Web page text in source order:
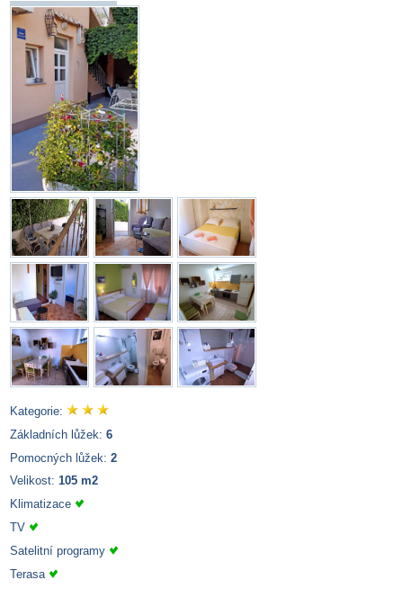
Kategorie:
Základních lůžek: 6
Pomocných lůžek: 2
Velikost: 105 m2
Klimatizace
TV
Satelitní programy
Terasa